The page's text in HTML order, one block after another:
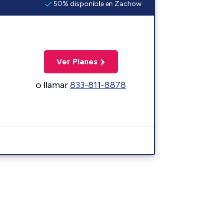
50% disponible en Zachow
Ver Planes
o llamar833-811-8878